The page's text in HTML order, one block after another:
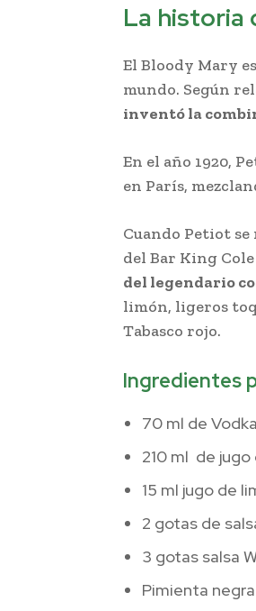
La historia
El Bloody Mary
mundo. Según
inventó la
En el año 1920,
en París,
Cuando Petiot
del Bar King
del legendario
limón, ligeros
Tabasco rojo.
Ingredientes
70 ml de Vodka
210 ml de
15 ml jugo de
2 gotas de
3 gotas salsa
Pimienta